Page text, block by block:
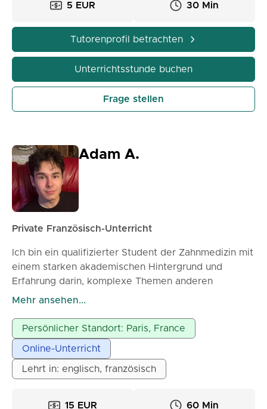
an Selbstvertrauen gewinnen.
5 EUR 30 Min
Tutorenprofil betrachten
Unterrichtsstunde buchen
Frage stellen
Adam A.
Private Französisch-Unterricht
Ich bin ein qualifizierter Student der Zahnmedizin mit
einem starken akademischen Hintergrund und
Erfahrung darin, komplexe Themen anderen
Studenten auf klare und praktische Weise zu
und kleinen Gruppen unterrichtet, wobei der Fokus
auf Verständnis statt Auswendiglernen lag. Meine
Lektionen sind gut strukturiert und beginnen mit
grundlegenden Konzepten, gefolgt von klinischen
Beispielen, schrittweisen Erklärungen und kurzen
Mehr ansehen...
Persönlicher Standort: Paris, France
Online-Unterricht
Lehrt in: englisch, französisch
15 EUR 60 Min